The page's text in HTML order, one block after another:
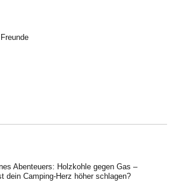
Abenteuers: Holzkohle gegen Gas –
dein Camping-Herz höher schlagen?